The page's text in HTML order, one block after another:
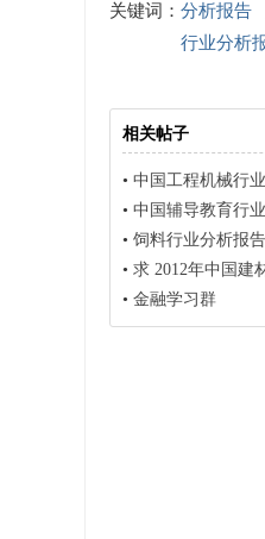
关键词： 分析报告
行业分析
相关帖子
• 中国工程机械行
• 中国辅导教育行
• 饲料行业分析报告
• 求 2012年中国建
• 金融学习群